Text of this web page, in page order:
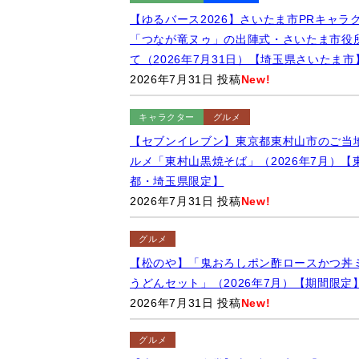
【ゆるバース2026】さいたま市PRキャラ
「つなが竜ヌゥ」の出陣式・さいたま市役
て（2026年7月31日）【埼玉県さいたま市
2026年7月31日 投稿New!
キャラクター グルメ
【セブンイレブン】東京都東村山市のご当
ルメ「東村山黒焼そば」（2026年7月）【
都・埼玉県限定】
2026年7月31日 投稿New!
グルメ
【松のや】「鬼おろしポン酢ロースかつ丼
うどんセット」（2026年7月）【期間限定】
2026年7月31日 投稿New!
グルメ